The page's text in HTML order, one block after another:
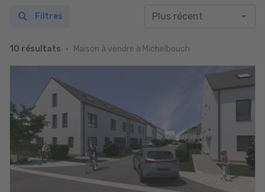
10 résultats Maison à vendre à Michelbouch
Filtres